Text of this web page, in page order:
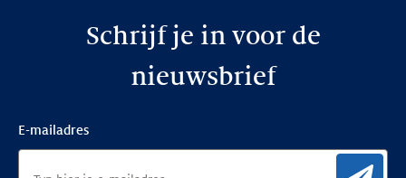
Schrijf je in voor de
nieuwsbrief
E-mailadres